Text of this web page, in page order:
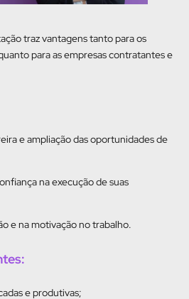
traz vantagens tanto para os
para as empresas contratantes e
e ampliação das oportunidades de
na execução de suas
e na motivação no trabalho.
e produtivas;